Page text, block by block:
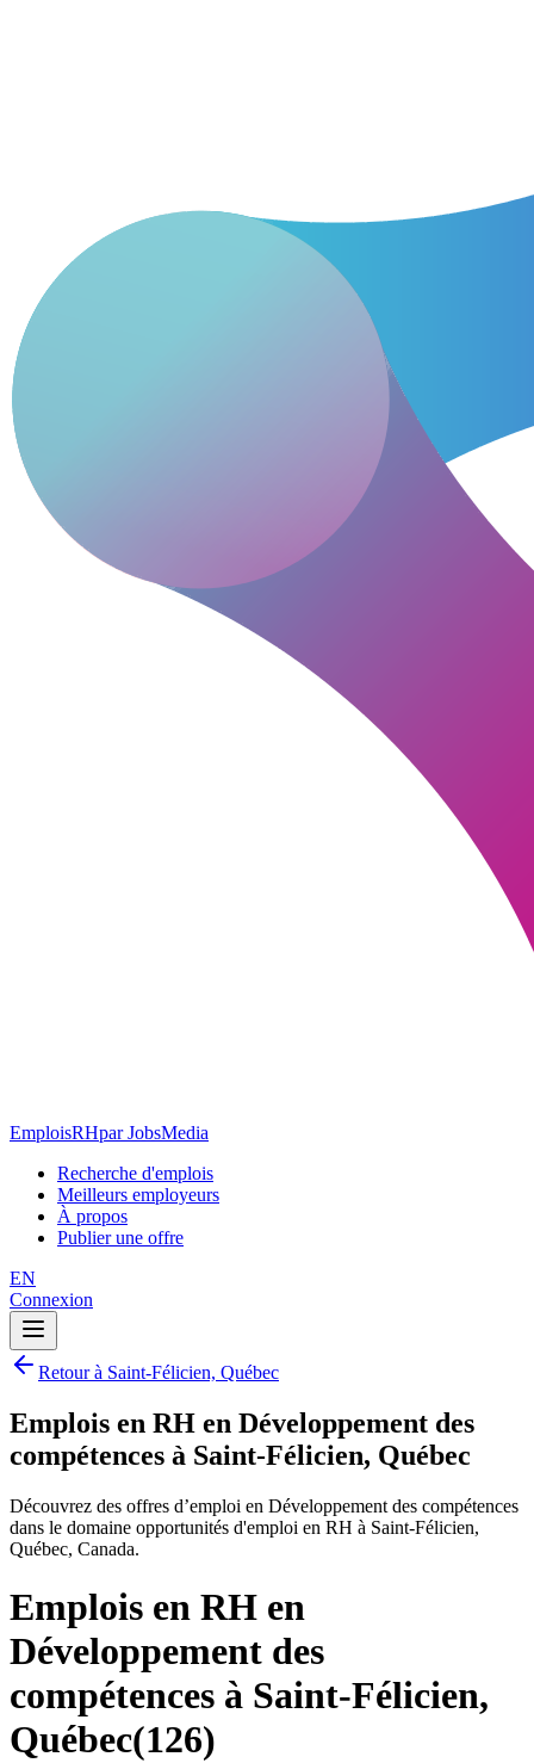
EmploisRHpar JobsMedia
Recherche d'emplois
Meilleurs employeurs
À propos
Publier une offre
EN
Connexion
Retour à Saint-Félicien, Québec
Emplois en RH en Développement des
compétences à Saint-Félicien, Québec
Découvrez des offres d’emploi en Développement des compétences
dans le domaine opportunités d'emploi en RH à Saint-Félicien,
Québec, Canada.
Emplois en RH en
Développement des
compétences à Saint-Félicien,
Québec(126)